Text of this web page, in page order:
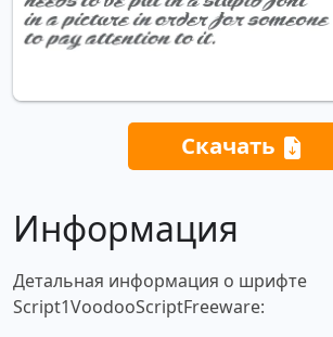
Скачать
Информация
Детальная информация о шрифте
Script1VoodooScriptFreeware: